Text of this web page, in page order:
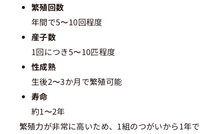
繁殖回数
年間で5〜10回程度
産子数
1回につき5〜10匹程度
性成熟
生後2〜3か月で繁殖可能
寿命
約1〜2年
繁殖力が非常に高いため、1組のつがいから1年で